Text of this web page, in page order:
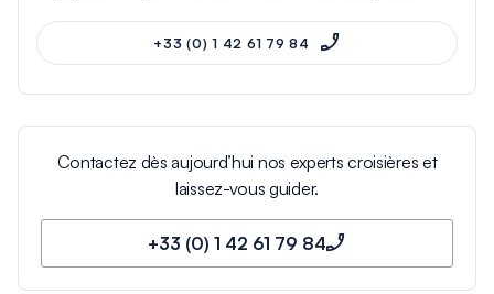
+33 (0) 1 42 61 79 84
Contactez dès aujourd’hui nos experts croisières et
laissez-vous guider.
+33 (0) 1 42 61 79 84